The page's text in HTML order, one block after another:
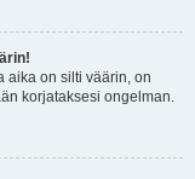
aika on silti väärin, on
korjataksesi ongelman.